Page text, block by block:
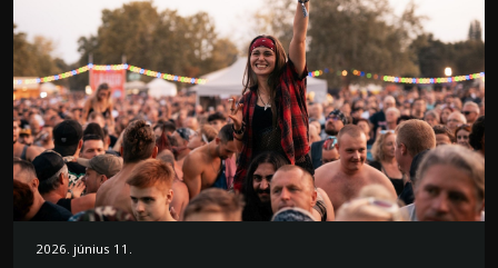
2026. június 11.